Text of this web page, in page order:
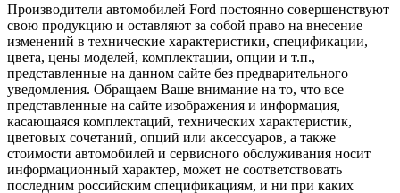
Производители автомобилей Ford постоянно совершенствуют
свою продукцию и оставляют за собой право на внесение
изменений в технические характеристики, спецификации,
цвета, цены моделей, комплектации, опции и т.п.,
представленные на данном сайте без предварительного
уведомления. Обращаем Ваше внимание на то, что все
представленные на сайте изображения и информация,
касающаяся комплектаций, технических характеристик,
цветовых сочетаний, опций или аксессуаров, а также
стоимости автомобилей и сервисного обслуживания носит
информационный характер, может не соответствовать
последним российским спецификациям, и ни при каких